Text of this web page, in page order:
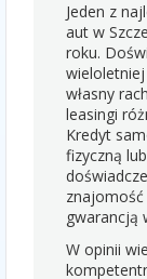
Jeden z
aut w
roku.
własny
leasingi
Kredyt
fizyczną
gwarancją
W opinii